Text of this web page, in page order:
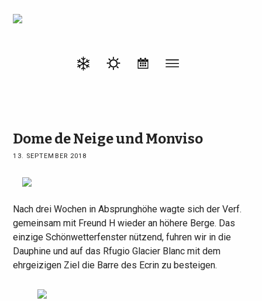
Dome de Neige und Monviso
13. SEPTEMBER 2018
Nach drei Wochen in Absprunghöhe wagte sich der Verf.
gemeinsam mit Freund H wieder an höhere Berge. Das
einzige Schönwetterfenster nützend, fuhren wir in die
Dauphine und auf das Rfugio Glacier Blanc mit dem
ehrgeizigen Ziel die Barre des Ecrin zu besteigen.